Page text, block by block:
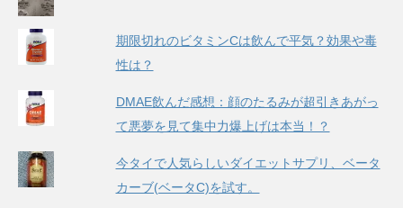
期限切れのビタミンCは飲んで平気？効果や毒
性は？
DMAE飲んだ感想：顔のたるみが超引きあがっ
て悪夢を見て集中力爆上げは本当！？
今タイで人気らしいダイエットサプリ、ベータ
カーブ(ベータC)を試す。